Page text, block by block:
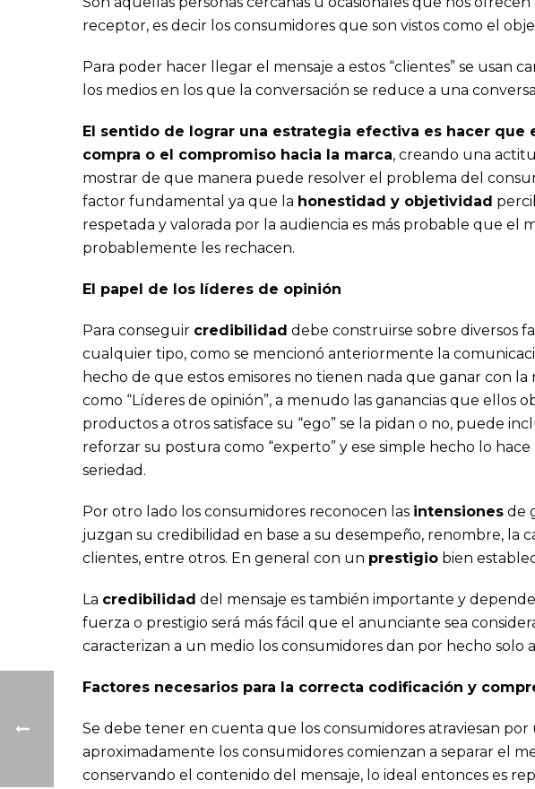
receptor, es decir los consumidores que son vistos como el
Para poder hacer llegar el mensaje a estos “clientes” se usan
los medios en los que la conversación se reduce a una
El sentido de lograr una estrategia efectiva es hacer
compra o el compromiso hacia la marca, creando una
mostrar de que manera puede resolver el problema del
factor fundamental ya que la honestidad y objetividad
respetada y valorada por la audiencia es más probable que el
probablemente les rechacen.
El papel de los líderes de opinión
Para conseguir credibilidad debe construirse sobre diversos
cualquier tipo, como se mencionó anteriormente la
hecho de que estos emisores no tienen nada que ganar con
como “Líderes de opinión”, a menudo las ganancias que
productos a otros satisface su “ego” se la pidan o no, puede
reforzar su postura como “experto” y ese simple hecho lo
seriedad.
Por otro lado los consumidores reconocen las intensiones de
juzgan su credibilidad en base a su desempeño, renombre, la
clientes, entre otros. En general con un prestigio bien
La credibilidad del mensaje es también importante y
fuerza o prestigio será más fácil que el anunciante sea
caracterizan a un medio los consumidores dan por hecho solo
Factores necesarios para la correcta codificación y
Se debe tener en cuenta que los consumidores atraviesan por
aproximadamente los consumidores comienzan a separar el
conservando el contenido del mensaje, lo ideal entonces es